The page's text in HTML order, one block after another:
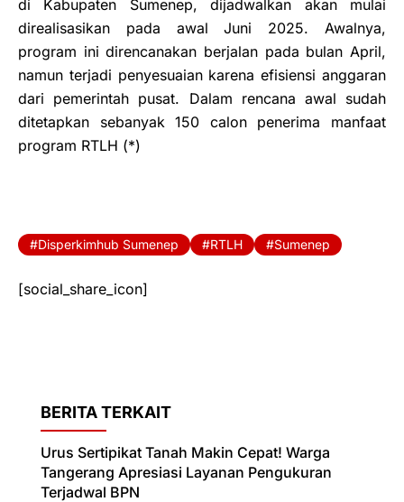
di Kabupaten Sumenep, dijadwalkan akan mulai
direalisasikan pada awal Juni 2025. Awalnya,
program ini direncanakan berjalan pada bulan April,
namun terjadi penyesuaian karena efisiensi anggaran
dari pemerintah pusat. Dalam rencana awal sudah
ditetapkan sebanyak 150 calon penerima manfaat
program RTLH (*)
Disperkimhub Sumenep RTLH Sumenep
[social_share_icon]
BERITA TERKAIT
Urus Sertipikat Tanah Makin Cepat! Warga
Tangerang Apresiasi Layanan Pengukuran
Terjadwal BPN